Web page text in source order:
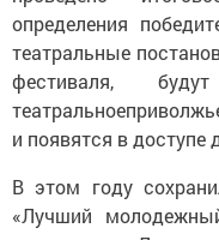
определения
театральные
фестиваля,
и появятся в доступе
В этом году
«Лучший